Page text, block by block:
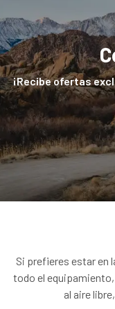
¡Recibe ofertas
Si prefieres estar en
todo el
al aire